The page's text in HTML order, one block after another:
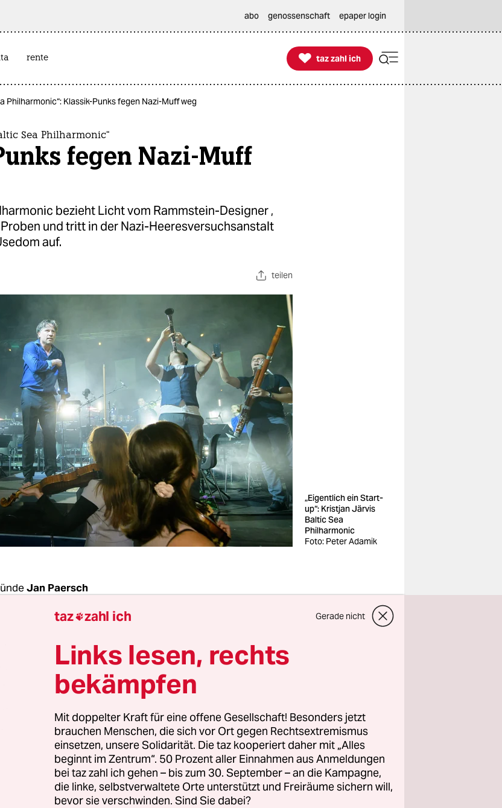
abo genossenschaft epaper login
rente 
taz zahl ich
taz zahl ich
Philharmonic“: Klassik-Punks fegen Nazi-Muff weg
Sea Philharmonic“
fegen Nazi-Muff
bezieht Licht vom Rammstein-Designer ,
und tritt in der Nazi-Heeresversuchsanstalt
auf.
teilen
„Eigentlich ein Start-
up“: Kristjan Järvis
Baltic Sea
Philharmonic
Foto: Peter Adamik
Jan Paersch
zieht sich die Straße durch den nördlichen Teil der
Nadelwälder, dazwischen lugt der Strand
Gründe, warum die Nazis ausgerechnet diesen
haben, weit im Nordosten, unweit der
Grenze: Peenemünde. 250 Einwohner,
Schwarzlicht-Golf-Center. Kurz vorm Hafen geht
einem verrotteten Wärterhäuschen taucht das
wie vom Cover des Pink-Floyd-Albums
das fliegende Schwein.
taz zahl ich Gerade nicht
Links lesen, rechts
bekämpfen
Mit doppelter Kraft für eine offene Gesellschaft! Besonders jetzt
brauchen Menschen, die sich vor Ort gegen Rechtsextremismus
einsetzen, unsere Solidarität. Die taz kooperiert daher mit „Alles
beginnt im Zentrum“. 50 Prozent aller Einnahmen aus Anmeldungen
bei taz zahl ich gehen – bis zum 30. September – an die Kampagne,
die linke, selbstverwaltete Orte unterstützt und Freiräume sichern will,
bevor sie verschwinden. Sind Sie dabei?